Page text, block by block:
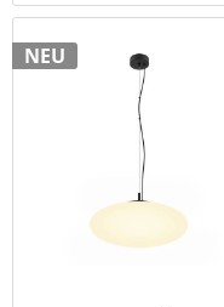
NEU